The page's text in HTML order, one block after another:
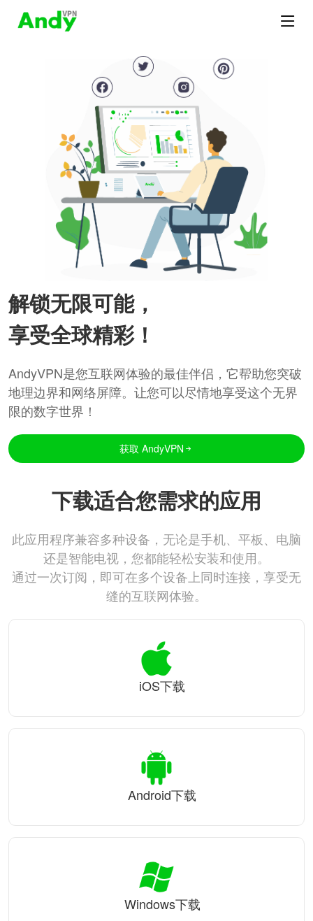
解锁无限可能，
享受全球精彩！
AndyVPN是您互联网体验的最佳伴侣，它帮助您突破
地理边界和网络屏障。让您可以尽情地享受这个无界
限的数字世界！
获取 AndyVPN
下载适合您需求的应用
此应用程序兼容多种设备，无论是手机、平板、电脑
还是智能电视，您都能轻松安装和使用。
通过一次订阅，即可在多个设备上同时连接，享受无
缝的互联网体验。
iOS下载
Android下载
Windows下载